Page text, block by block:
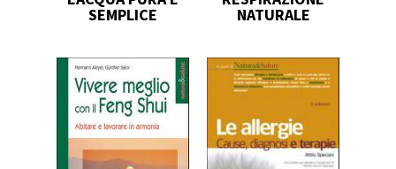
SEMPLICE NATURALE